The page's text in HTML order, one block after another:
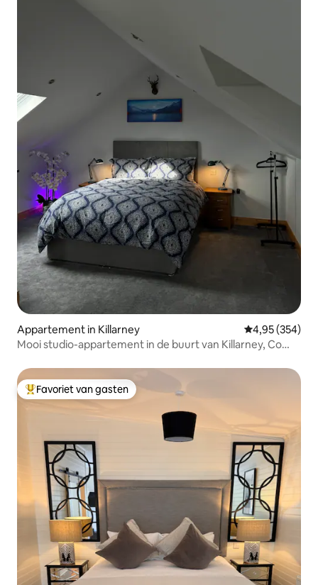
Appartement in Killarney Gemiddelde
4,95 (354)
Mooi studio-appartement in de buurt van Killarney, Co
Topfavoriet van gasten
Favoriet van gasten